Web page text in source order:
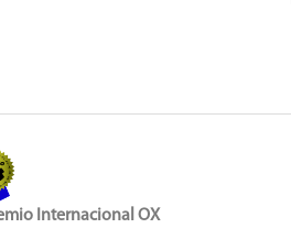
Internacional OX